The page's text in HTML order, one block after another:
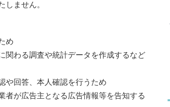
しません。
め
関わる調査や統計データを作成するなど
や回答、本人確認を行うため
者が広告主となる広告情報等を告知する